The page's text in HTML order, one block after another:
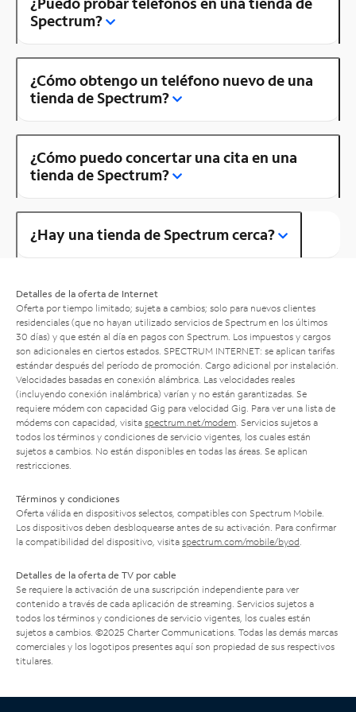
Spectrum?
¿Cómo obtengo un teléfono nuevo de una
tienda de Spectrum?
¿Cómo puedo concertar una cita en una
tienda de Spectrum?
¿Hay una tienda de Spectrum cerca?
Detalles de la oferta de Internet
Oferta por tiempo limitado; sujeta a cambios; solo para nuevos clientes
residenciales (que no hayan utilizado servicios de Spectrum en los últimos
30 días) y que estén al día en pagos con Spectrum. Los impuestos y cargos
son adicionales en ciertos estados. SPECTRUM INTERNET: se aplican tarifas
estándar después del período de promoción. Cargo adicional por instalación.
Velocidades basadas en conexión alámbrica. Las velocidades reales
(incluyendo conexión inalámbrica) varían y no están garantizadas. Se
requiere módem con capacidad Gig para velocidad Gig. Para ver una lista de
módems con capacidad, visita spectrum.net/modem . Servicios sujetos a
todos los términos y condiciones de servicio vigentes, los cuales están
sujetos a cambios. No están disponibles en todas las áreas. Se aplican
restricciones.
Términos y condiciones
Oferta válida en dispositivos selectos, compatibles con Spectrum Mobile.
Los dispositivos deben desbloquearse antes de su activación. Para confirmar
la compatibilidad del dispositivo, visita spectrum.com/mobile/byod
Detalles de la oferta de TV por cable
Se requiere la activación de una suscripción independiente para ver
contenido a través de cada aplicación de streaming. Servicios sujetos a
todos los términos y condiciones de servicio vigentes, los cuales están
sujetos a cambios. ©2025 Charter Communications. Todas las demás marcas
comerciales y los logotipos presentes aquí son propiedad de sus respectivos
titulares.